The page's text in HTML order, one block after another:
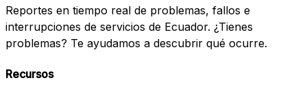
Reportes en tiempo real de problemas, fallos e
interrupciones de servicios de Ecuador. ¿Tienes
problemas? Te ayudamos a descubrir qué ocurre.
Recursos